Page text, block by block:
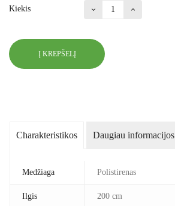
Kiekis
Į KREPŠELĮ
Charakteristikos Daugiau informacijos
Medžiaga Polistirenas
Ilgis 200 cm